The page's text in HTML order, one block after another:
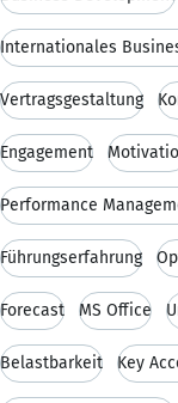
Internationales
Vertragsgestaltung
Engagement
Performance
Führungserfahrung
Forecast MS Office
Belastbarkeit Key